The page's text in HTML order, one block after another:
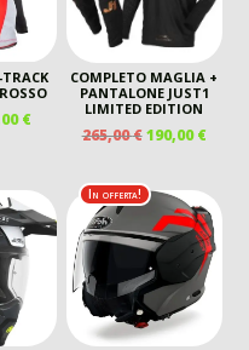
€.
€IL
PREZZO
20,00 €.
COMPLETO MAGLIA +
PANTALONE JUST1
LIMITED EDITION
265,00€ IL
ERA:
265,00 €.
190,00€IL
È:
In offerta!